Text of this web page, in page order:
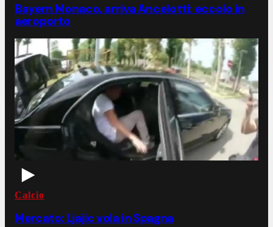
Bayern Monaco, arriva Ancelotti: eccolo in
aeroporto
Calcio
Mercato: Ljajic vola in Spagna